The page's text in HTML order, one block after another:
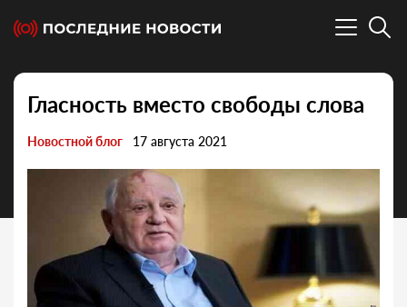
Гласность вместо свободы слова
Новостной блог 17 августа 2021